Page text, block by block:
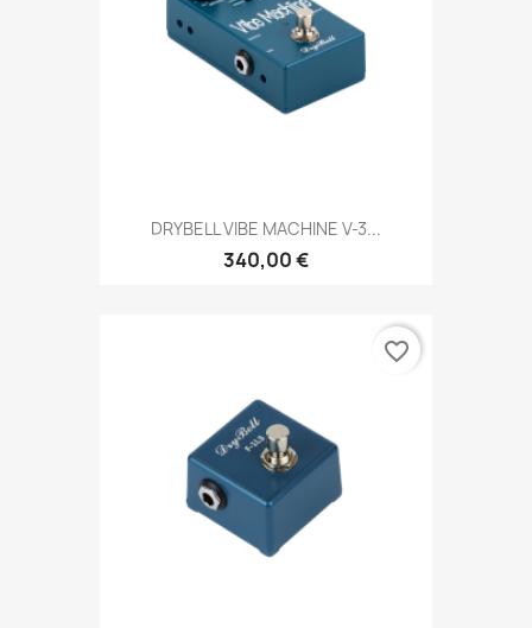
DRYBELL VIBE MACHINE V-3...
340,00 €
favorite_border